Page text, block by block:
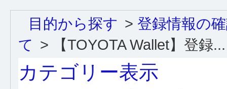
目的から探す > 登録情報の
て > 【TOYOTA Wallet】登録...
カテゴリー表示